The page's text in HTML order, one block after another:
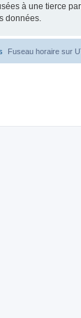
à une tierce
données.
Fuseau horaire sur